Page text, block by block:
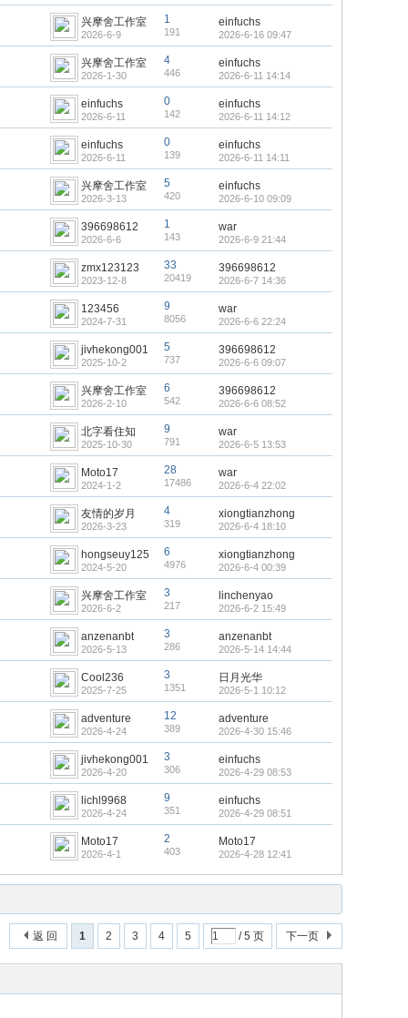
兴摩舍工作室
2026-6-9
1
191
einfuchs
2026-6-16 09:47
兴摩舍工作室
2026-1-30
4
446
einfuchs
2026-6-11 14:14
einfuchs
2026-6-11
0
142
einfuchs
2026-6-11 14:12
einfuchs
2026-6-11
0
139
einfuchs
2026-6-11 14:11
兴摩舍工作室
2026-3-13
5
420
einfuchs
2026-6-10 09:09
396698612
2026-6-6
1
143
war
2026-6-9 21:44
zmx123123
2023-12-8
33
20419
396698612
2026-6-7 14:36
123456
2024-7-31
9
8056
war
2026-6-6 22:24
jivhekong001
2025-10-2
5
737
396698612
2026-6-6 09:07
兴摩舍工作室
2026-2-10
6
542
396698612
2026-6-6 08:52
北字看住知
2025-10-30
9
791
war
2026-6-5 13:53
Moto17
2024-1-2
28
17486
war
2026-6-4 22:02
友情的岁月
2026-3-23
4
319
xiongtianzhong
2026-6-4 18:10
hongseuy125
2024-5-20
6
4976
xiongtianzhong
2026-6-4 00:39
兴摩舍工作室
2026-6-2
3
217
linchenyao
2026-6-2 15:49
anzenanbt
2026-5-13
3
286
anzenanbt
2026-5-14 14:44
Cool236
2025-7-25
3
1351
日月光华
2026-5-1 10:12
adventure
2026-4-24
12
389
adventure
2026-4-30 15:46
jivhekong001
2026-4-20
3
306
einfuchs
2026-4-29 08:53
lichl9968
2026-4-24
9
351
einfuchs
2026-4-29 08:51
Moto17
2026-4-1
2
403
Moto17
2026-4-28 12:41
1 2 3 4 5 / 5 页 下一页
返 回